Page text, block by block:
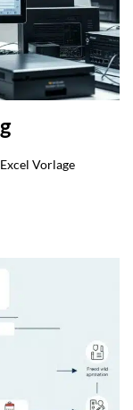
Vorlage